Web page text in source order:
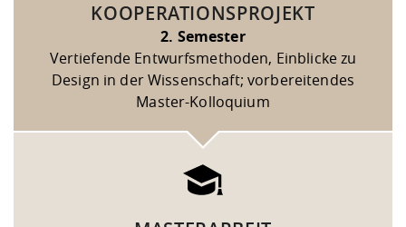
KOOPERATIONSPROJEKT
2. Semester
Vertiefende Entwurfsmethoden, Einblicke zu
Design in der Wissenschaft; vorbereitendes
Master-Kolloquium